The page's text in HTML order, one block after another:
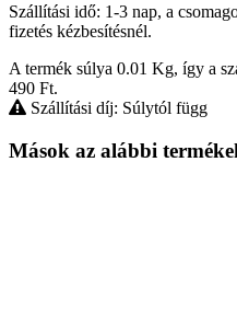
Szállítási idő: 1-3 nap, a
fizetés kézbesítésnél.
A termék súlya 0.01 Kg, így a
490 Ft.
Szállítási díj: Súlytól függ
Mások az alábbi